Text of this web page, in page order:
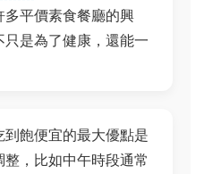
多平價素食餐廳的興
是為了健康，還能一
飽便宜的最大優點是
，比如中午時段通常